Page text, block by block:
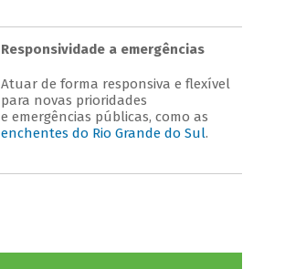
Responsividade a emergências
Atuar de forma responsiva e flexível
para novas prioridades
e emergências públicas, como as
enchentes do Rio Grande do Sul.